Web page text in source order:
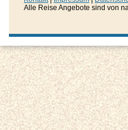
Alle Reise Angebote sind von